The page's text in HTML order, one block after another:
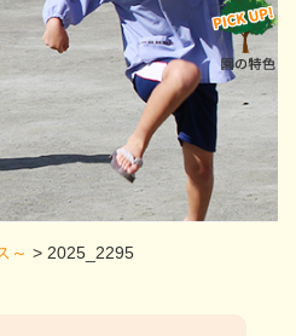
～ > 2025_2295